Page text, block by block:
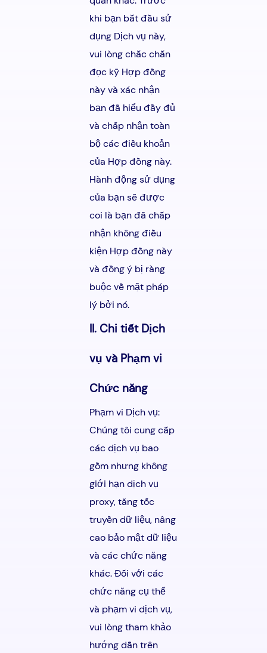
khi bạn bắt đầu sử
dụng Dịch vụ này,
vui lòng chắc chắn
đọc kỹ Hợp đồng
này và xác nhận
bạn đã hiểu đầy đủ
và chấp nhận toàn
bộ các điều khoản
của Hợp đồng này.
Hành động sử dụng
của bạn sẽ được
coi là bạn đã chấp
nhận không điều
kiện Hợp đồng này
và đồng ý bị ràng
buộc về mặt pháp
lý bởi nó.
II. Chi tiết Dịch
vụ và Phạm vi
Chức năng
Phạm vi Dịch vụ:
Chúng tôi cung cấp
các dịch vụ bao
gồm nhưng không
giới hạn dịch vụ
proxy, tăng tốc
truyền dữ liệu, nâng
cao bảo mật dữ liệu
và các chức năng
khác. Đối với các
chức năng cụ thể
và phạm vi dịch vụ,
vui lòng tham khảo
hướng dẫn trên